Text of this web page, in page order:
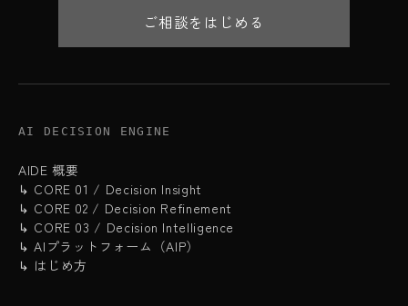
ご相談をはじめる
AI DECISION ENGINE
AIDE 概要
↳ CORE 01 / Decision Insight
↳ CORE 02 / Decision Refinement
↳ CORE 03 / Decision Intelligence
↳ AIプラットフォーム（AIP）
↳ はじめ方